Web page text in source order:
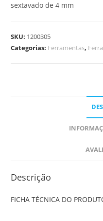
sextavado de 4 mm
SKU: 1200305
Categorias: Ferramentas,
Descrição
FICHA TÉCNICA DO